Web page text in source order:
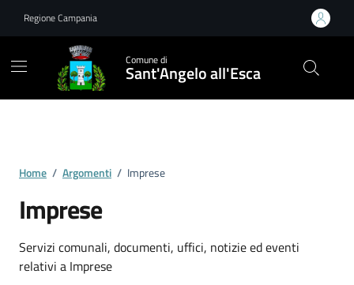
Regione Campania
Comune di
Sant'Angelo all'Esca
Home / Argomenti / Imprese
Imprese
Dettagli dell'argomento
Servizi comunali, documenti, uffici, notizie ed eventi
relativi a Imprese